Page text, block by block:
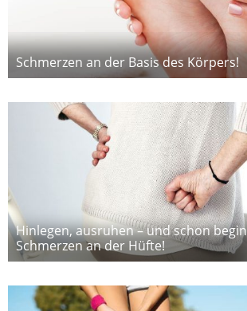
Schmerzen an der Basis des Körpers!
Hinlegen, ausruhen – und schon
Schmerzen an der Hüfte!